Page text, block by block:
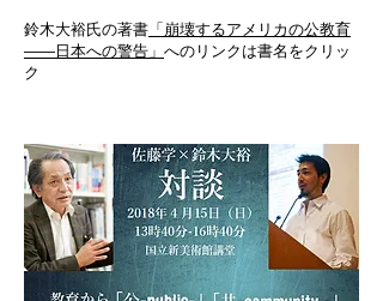
​鈴木大裕氏の著書 「崩壊するアメリカの公教育
――日本への警告」 へのリンクは書名をクリッ
ク